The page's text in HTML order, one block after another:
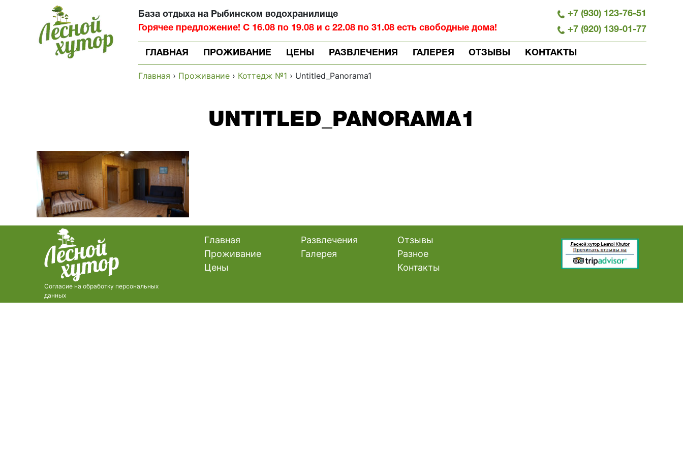
База отдыха на Рыбинском водохранилище
Горячее предложение! С 16.08 по 19.08 и с 22.08 по 31.08 есть свободные дома!
+7 (930) 123-76-51
+7 (920) 139-01-77
ГЛАВНАЯ ПРОЖИВАНИЕ ЦЕНЫ РАЗВЛЕЧЕНИЯ ГАЛЕРЕЯ ОТЗЫВЫ КОНТАКТЫ
Главная › Проживание › Коттедж №1 › Untitled_Panorama1
UNTITLED_PANORAMA1
Согласие на обработку персональных
данных
Главная
Проживание
Цены
Развлечения
Галерея
Отзывы
Разное
Контакты